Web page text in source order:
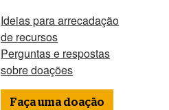
Ideias para arrecadação
de recursos
Perguntas e respostas
sobre doações
Faça uma doação